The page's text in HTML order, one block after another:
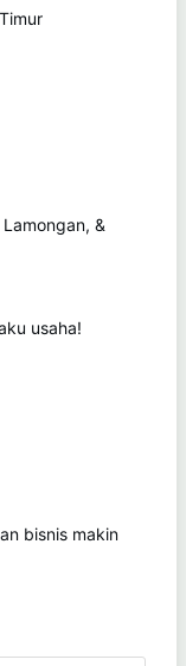
&
usaha!
bisnis makin